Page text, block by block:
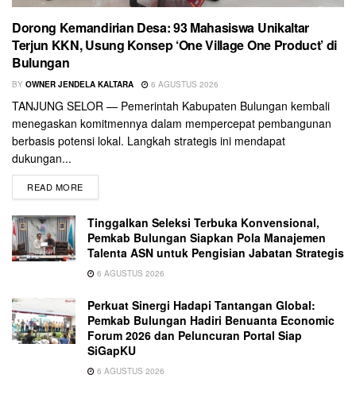
Dorong Kemandirian Desa: 93 Mahasiswa Unikaltar
Terjun KKN, Usung Konsep ‘One Village One Product’ di
Bulungan
BY OWNER JENDELA KALTARA 6 AGUSTUS 2026
TANJUNG SELOR — Pemerintah Kabupaten Bulungan kembali
menegaskan komitmennya dalam mempercepat pembangunan
berbasis potensi lokal. Langkah strategis ini mendapat
dukungan...
READ MORE
Tinggalkan Seleksi Terbuka Konvensional,
Pemkab Bulungan Siapkan Pola Manajemen
Talenta ASN untuk Pengisian Jabatan Strategis
6 AGUSTUS 2026
Perkuat Sinergi Hadapi Tantangan Global:
Pemkab Bulungan Hadiri Benuanta Economic
Forum 2026 dan Peluncuran Portal Siap
SiGapKU
6 AGUSTUS 2026